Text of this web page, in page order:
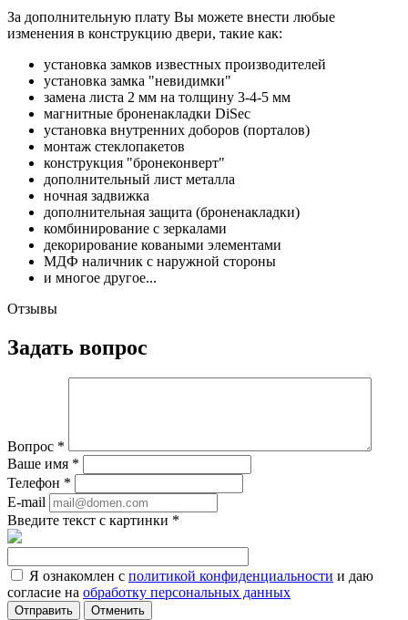
За дополнительную плату Вы можете внести любые
изменения в конструкцию двери, такие как:
установка замков известных производителей
установка замка "невидимки"
замена листа 2 мм на толщину 3-4-5 мм
магнитные броненакладки DiSec
установка внутренних доборов (порталов)
монтаж стеклопакетов
конструкция "бронеконверт"
дополнительный лист металла
ночная задвижка
дополнительная защита (броненакладки)
комбинирование с зеркалами
декорирование коваными элементами
МДФ наличник с наружной стороны
и многое другое...
Отзывы
Задать вопрос
Вопрос *
Ваше имя *
Телефон *
E-mail
Введите текст с картинки *
Я ознакомлен с политикой конфиденциальности и даю
согласие на обработку персональных данных
Отменить